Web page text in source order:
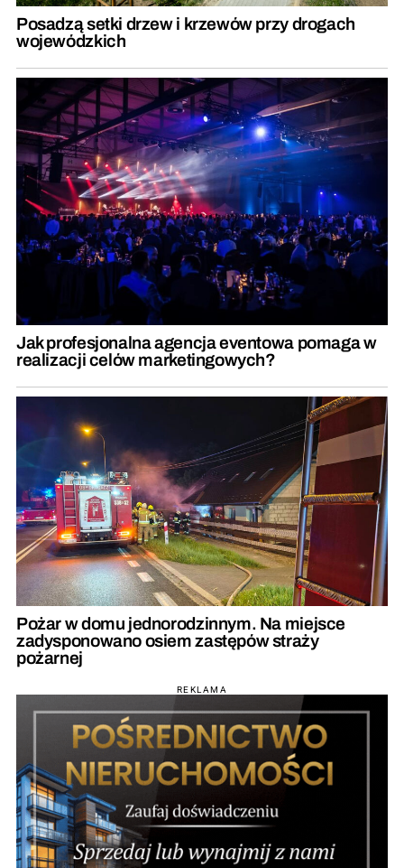
Posadzą setki drzew i krzewów przy drogach
wojewódzkich
Jak profesjonalna agencja eventowa pomaga w
realizacji celów marketingowych?
Pożar w domu jednorodzinnym. Na miejsce
zadysponowano osiem zastępów straży
pożarnej
REKLAMA